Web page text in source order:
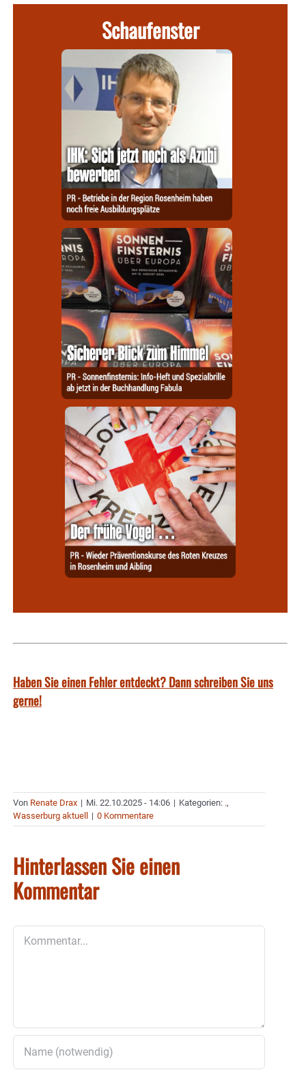
Schaufenster
Haben Sie einen Fehler entdeckt? Dann schreiben Sie uns
gerne!
Von Renate Drax | Mi. 22.10.2025 - 14:06 | Kategorien: .,
Wasserburg aktuell | 0 Kommentare
Hinterlassen Sie einen
Kommentar